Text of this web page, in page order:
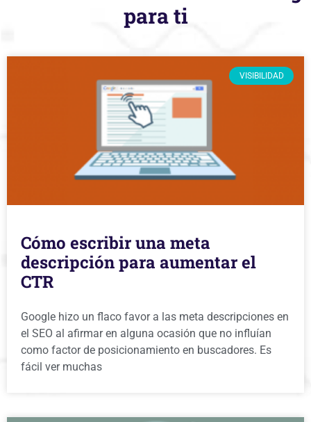
para ti
VISIBILIDAD
Cómo escribir una meta
descripción para aumentar el
CTR
Google hizo un flaco favor a las meta descripciones en
el SEO al afirmar en alguna ocasión que no influían
como factor de posicionamiento en buscadores. Es
fácil ver muchas